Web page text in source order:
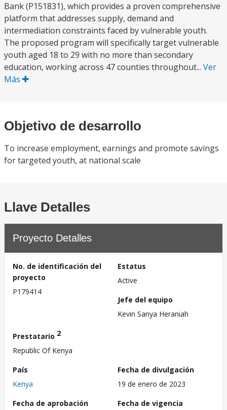
Bank (P151831), which provides a proven comprehensive
platform that addresses supply, demand and
intermediation constraints faced by vulnerable youth.
The proposed program will specifically target vulnerable
youth aged 18 to 29 with no more than secondary
education, working across 47 counties throughout... Ver
Más
Objetivo de desarrollo
To increase employment, earnings and promote savings
for targeted youth, at national scale
Llave Detalles
Proyecto Detalles
No. de identificación del
proyecto
P179414
Estatus
Active
Jefe del equipo
Kevin Sanya Heraniah
Prestatario 2
Republic Of Kenya
País
Kenya
Fecha de divulgación
19 de enero de 2023
Fecha de aprobación
Fecha de vigencia